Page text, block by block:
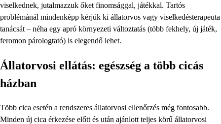
viselkednek, jutalmazzuk őket finomsággal, játékkal. Tartós
problémánál mindenképp kérjük ki állatorvos vagy viselkedésterapeuta
tanácsát – néha egy apró környezeti változtatás (több fekhely, új játék,
feromon párologtató) is elegendő lehet.
Állatorvosi ellátás: egészség a több cicás
házban
Több cica esetén a rendszeres állatorvosi ellenőrzés még fontosabb.
Minden új cica érkezése előtt és után ajánlott teljes körű állatorvosi